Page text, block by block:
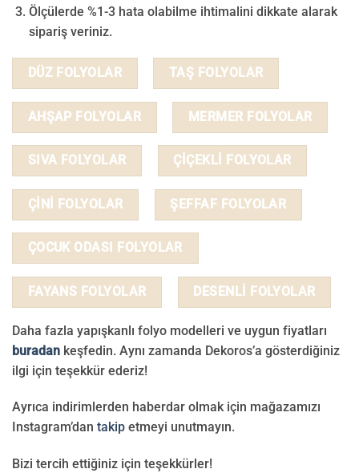
Ölçülerde %1-3 hata olabilme ihtimalini dikkate alarak
sipariş veriniz.
DÜZ FOLYOLAR TAŞ FOLYOLAR
AHŞAP FOLYOLAR MERMER FOLYOLAR
SIVA FOLYOLAR ÇİÇEKLİ FOLYOLAR
ÇİNİ FOLYOLAR ŞEFFAF FOLYOLAR
ÇOCUK ODASI FOLYOLAR
FAYANS FOLYOLAR DESENLİ FOLYOLAR
Daha fazla yapışkanlı folyo modelleri ve uygun fiyatları
buradan keşfedin. Aynı zamanda Dekoros’a gösterdiğiniz
ilgi için teşekkür ederiz!
Ayrıca indirimlerden haberdar olmak için mağazamızı
Instagram’dan takip etmeyi unutmayın.
Bizi tercih ettiğiniz için teşekkürler!